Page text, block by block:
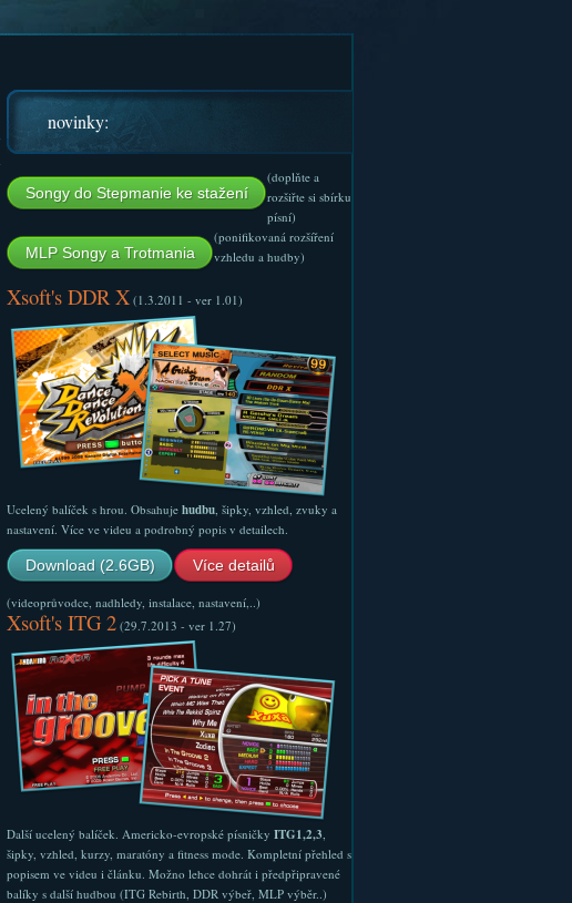
novinky:
Songy do Stepmanie ke stažení
(doplňte a
rozšiřte si sbírku
písní)
MLP Songy a Trotmania
(ponifikovaná rozšíření
vzhledu a hudby)
Xsoft's DDR X(1.3.2011 - ver 1.01)
Ucelený balíček s hrou. Obsahuje hudbu, šipky, vzhled, zvuky a
nastavení. Více ve videu a podrobný popis v detailech.
Download (2.6GB) Více detailů
(videoprůvodce, nadhledy, instalace, nastavení,..)
Xsoft's ITG 2(29.7.2013 - ver 1.27)
Další ucelený balíček. Americko-evropské písničky ITG1,2,3,
šipky, vzhled, kurzy, maratóny a fitness mode. Kompletní přehled s
popisem ve videu i článku. Možno lehce dohrát i předpřipravené
balíky s další hudbou (ITG Rebirth, DDR výbeř, MLP výběr..)